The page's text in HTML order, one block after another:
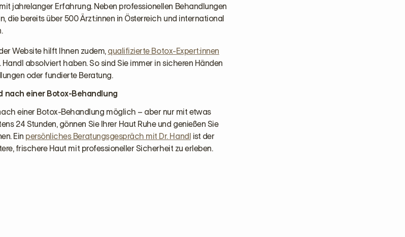
jahrelanger Erfahrung. Neben professionellen Behandlungen
die bereits über 500 Ärzt:innen in Österreich und international
Website hilft Ihnen zudem,qualifizierte Botox-Expert:innen
Handl absolviert haben. So sind Sie immer in sicheren Händen
oder fundierte Beratung.
nach einer Botox-Behandlung
einer Botox-Behandlung möglich – aber nur mit etwas
24 Stunden, gönnen Sie Ihrer Haut Ruhe und genießen Sie
Ein persönliches Beratungsgespräch mit Dr. Handl ist der
frischere Haut mit professioneller Sicherheit zu erleben.